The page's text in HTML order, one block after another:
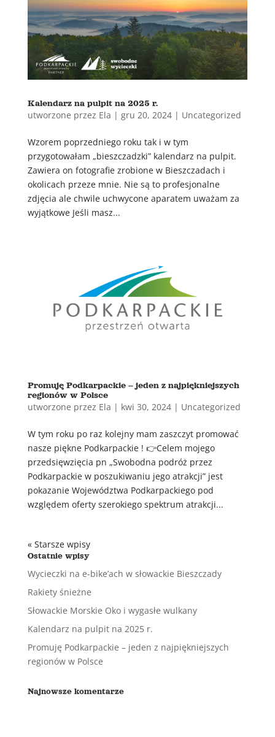
Kalendarz na pulpit na 2025 r.
utworzone przez Ela | gru 20, 2024| Uncategorized
Wzorem poprzedniego roku tak i w tym
przygotowałam „bieszczadzki” kalendarz na pulpit.
Zawiera on fotografie zrobione w Bieszczadach i
okolicach przeze mnie. Nie są to profesjonalne
zdjęcia ale chwile uchwycone aparatem uważam za
wyjątkowe Jeśli masz...
Promuję Podkarpackie – jeden z najpiękniejszych
regionów w Polsce
utworzone przez Ela | kwi 30, 2024| Uncategorized
W tym roku po raz kolejny mam zaszczyt promować
nasze piękne Podkarpackie ! 👉Celem mojego
przedsięwzięcia pn „Swobodna podróż przez
Podkarpackie w poszukiwaniu jego atrakcji” jest
pokazanie Województwa Podkarpackiego pod
względem oferty szerokiego spektrum atrakcji...
« Starsze wpisy
Ostatnie wpisy
Wycieczki na e-bike’ach w słowackie Bieszczady
Rakiety śnieżne
Słowackie Morskie Oko i wygasłe wulkany
Kalendarz na pulpit na 2025 r.
Promuję Podkarpackie – jeden z najpiękniejszych
regionów w Polsce
Najnowsze komentarze